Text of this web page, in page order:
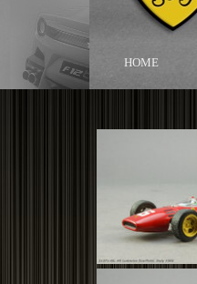
HOME